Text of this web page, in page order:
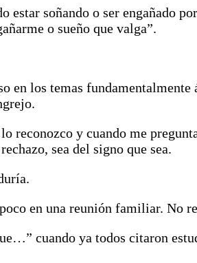
estar soñando o ser engañado
o sueño que valga”.
en los temas
reconozco y cuando me
sea del signo que sea.
en una reunión familiar. No
cuando ya todos citaron